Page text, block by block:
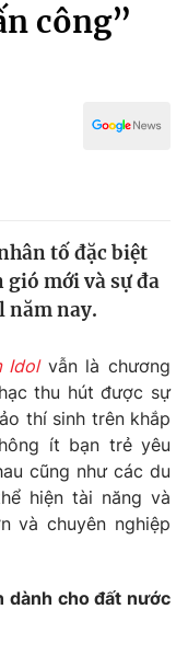
công”
tố đặc biệt
gió mới và sự đa
năm nay.
Idolvẫn là chương
thu hút được sự
thí sinh trên khắp
ít bạn trẻ yêu
cũng như các du
hiện tài năng và
và chuyên nghiệp
dành cho đất nước